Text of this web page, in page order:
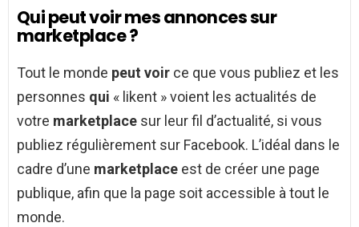
Qui peut voir mes annonces sur
marketplace ?
Tout le monde peut voir ce que vous publiez et les
personnes qui « likent » voient les actualités de
votre marketplace sur leur fil d’actualité, si vous
publiez régulièrement sur Facebook. L’idéal dans le
cadre d’une marketplace est de créer une page
publique, afin que la page soit accessible à tout le
monde.